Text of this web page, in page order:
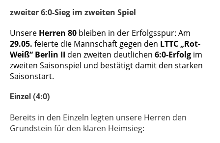
zweiter 6:0-Sieg im zweiten Spiel
Unsere Herren 80 bleiben in der Erfolgsspur: Am
29.05. feierte die Mannschaft gegen den LTTC „Rot-
Weiß“ Berlin II den zweiten deutlichen 6:0-Erfolg im
zweiten Saisonspiel und bestätigt damit den starken
Saisonstart.
Einzel (4:0)
Bereits in den Einzeln legten unsere Herren den
Grundstein für den klaren Heimsieg: